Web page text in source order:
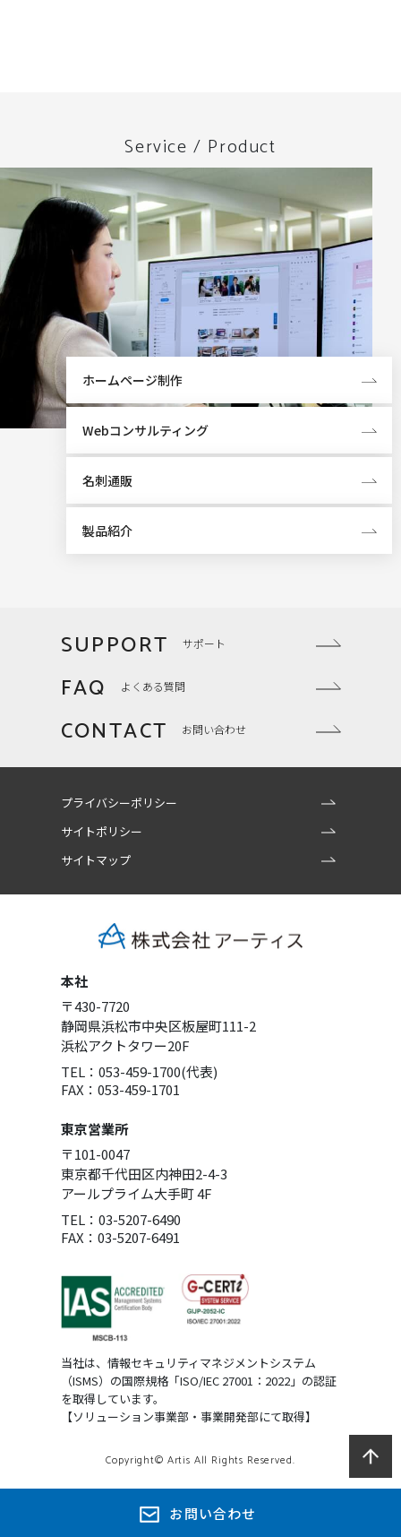
Service / Product
ホームページ制作
Webコンサルティング
名刺通販
製品紹介
SUPPORT サポート
FAQ よくある質問
CONTACT お問い合わせ
プライバシーポリシー
サイトポリシー
サイトマップ
本社
〒430-7720
静岡県浜松市中央区板屋町111-2
浜松アクトタワー20F
TEL：053-459-1700(代表)
FAX：053-459-1701
東京営業所
〒101-0047
東京都千代田区内神田2-4-3
アールプライム大手町 4F
TEL：03-5207-6490
FAX：03-5207-6491
当社は、情報セキュリティマネジメントシステム
（ISMS）の国際規格「ISO/IEC 27001：2022」の認証
を取得しています。
【ソリューション事業部・事業開発部にて取得】
Copyright© Artis All Rights Reserved.
お問い合わせ